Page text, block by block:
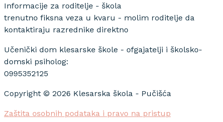
Informacije za roditelje - škola
trenutno fiksna veza u kvaru - molim roditelje da
kontaktiraju razrednike direktno
Učenički dom klesarske škole - ofgajatelji i školsko-
domski psiholog:
0995352125
Copyright © 2026 Klesarska škola - Pučišća
Zaštita osobnih podataka i pravo na pristup